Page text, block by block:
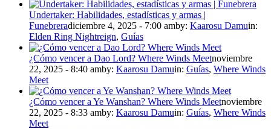
Undertaker: Habilidades, estadísticas y armas |
Funebreradiciembre 4, 2025 - 7:00 amby: Kaarosu Damuin:
Elden Ring Nightreign, Guías
¿Cómo vencer a Dao Lord? Where Winds Meetnoviembre
22, 2025 - 8:40 amby: Kaarosu Damuin: Guías, Where Winds
Meet
¿Cómo vencer a Ye Wanshan? Where Winds Meetnoviembre
22, 2025 - 8:33 amby: Kaarosu Damuin: Guías, Where Winds
Meet